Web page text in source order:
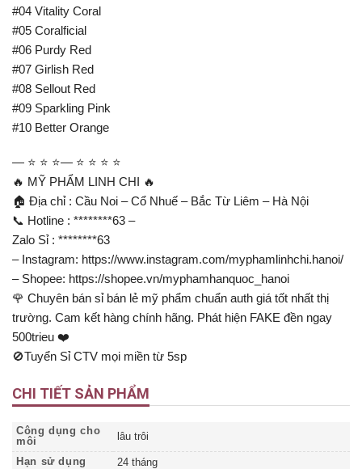
#04 Vitality Coral
#05 Coralficial
#06 Purdy Red
#07 Girlish Red
#08 Sellout Red
#09 Sparkling Pink
#10 Better Orange
— ⭐ ⭐ ⭐— ⭐ ⭐ ⭐ ⭐
🔥 MỸ PHẨM LINH CHI 🔥
🏠 Địa chỉ : Cầu Noi – Cổ Nhuế – Bắc Từ Liêm – Hà Nội
📞 Hotline : ********63 –
Zalo Sỉ : ********63
– Instagram: https://www.instagram.com/myphamlinhchi.hanoi/
– Shopee: https://shopee.vn/myphamhanquoc_hanoi
🌹 Chuyên bán sỉ bán lẻ mỹ phẩm chuẩn auth giá tốt nhất thị
trường. Cam kết hàng chính hãng. Phát hiện FAKE đền ngay
500trieu ❤️
🚫Tuyển Sỉ CTV mọi miền từ 5sp
CHI TIẾT SẢN PHẨM
Công dụng cho
môi
lâu trôi
Hạn sử dụng
24 tháng